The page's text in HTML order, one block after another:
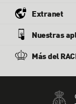
Extranet
Nuestras
Más del